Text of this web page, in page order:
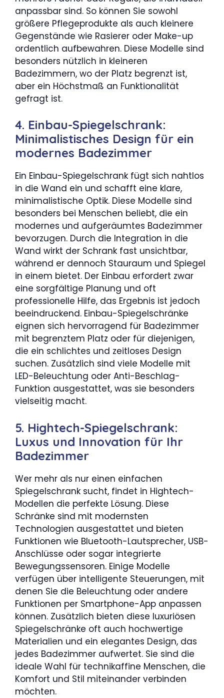
anpassbar sind. So können Sie sowohl
größere Pflegeprodukte als auch kleinere
Gegenstände wie Rasierer oder Make-up
ordentlich aufbewahren. Diese Modelle sind
besonders nützlich in kleineren
Badezimmern, wo der Platz begrenzt ist,
aber ein Höchstmaß an Funktionalität
gefragt ist.
4. Einbau-Spiegelschrank:
Minimalistisches Design für ein
modernes Badezimmer
Ein Einbau-Spiegelschrank fügt sich nahtlos
in die Wand ein und schafft eine klare,
minimalistische Optik. Diese Modelle sind
besonders bei Menschen beliebt, die ein
modernes und aufgeräumtes Badezimmer
bevorzugen. Durch die Integration in die
Wand wirkt der Schrank fast unsichtbar,
während er dennoch Stauraum und Spiegel
in einem bietet. Der Einbau erfordert zwar
eine sorgfältige Planung und oft
professionelle Hilfe, das Ergebnis ist jedoch
beeindruckend. Einbau-Spiegelschränke
eignen sich hervorragend für Badezimmer
mit begrenztem Platz oder für diejenigen,
die ein schlichtes und zeitloses Design
suchen. Zusätzlich sind viele Modelle mit
LED-Beleuchtung oder Anti-Beschlag-
Funktion ausgestattet, was sie besonders
vielseitig macht.
5. Hightech-Spiegelschrank:
Luxus und Innovation für Ihr
Badezimmer
Wer mehr als nur einen einfachen
Spiegelschrank sucht, findet in Hightech-
Modellen die perfekte Lösung. Diese
Schränke sind mit modernsten
Technologien ausgestattet und bieten
Funktionen wie Bluetooth-Lautsprecher, USB-
Anschlüsse oder sogar integrierte
Bewegungssensoren. Einige Modelle
verfügen über intelligente Steuerungen, mit
denen Sie die Beleuchtung oder andere
Funktionen per Smartphone-App anpassen
können. Zusätzlich bieten diese luxuriösen
Spiegelschränke oft auch hochwertige
Materialien und ein elegantes Design, das
jedes Badezimmer aufwertet. Sie sind die
ideale Wahl für technikaffine Menschen, die
Komfort und Stil miteinander verbinden
möchten.